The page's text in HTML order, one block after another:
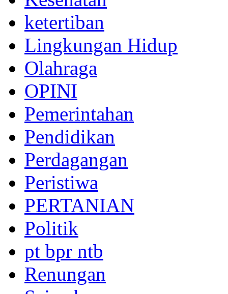
ketertiban
Lingkungan Hidup
Olahraga
OPINI
Pemerintahan
Pendidikan
Perdagangan
Peristiwa
PERTANIAN
Politik
pt bpr ntb
Renungan